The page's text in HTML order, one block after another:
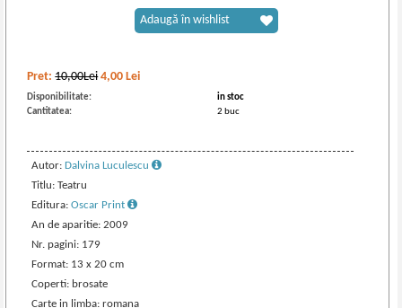
Pret:10,00Lei 4,00 Lei
Disponibilitate:
in stoc
Cantitatea:
2 buc
Autor:Dalvina Luculescu
Titlu: Teatru
Editura:Oscar Print
An de aparitie: 2009
Nr. pagini: 179
Format: 13 x 20 cm
Coperti: brosate
Carte in limba: romana
Adaugă în wishlist